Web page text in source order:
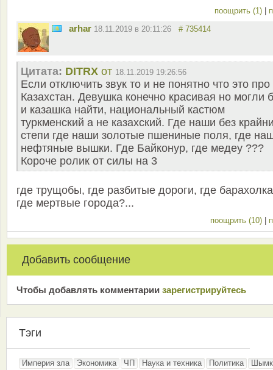
поощрить (1) |
arhar 18.11.2019 в 20:11:26 # 735414
Цитата: DITRX от 18.11.2019 19:26:56
Если отключить звук то и не понятно что это про
Казахстан. Девушка конечно красивая но могли
и казашка найти, национальный кастюм
туркменский а не казахский. Где наши без
степи где наши золотые пшениные поля, где
нефтяные вышки. Где Байконур, где медеу ???
Короче ролик от силы на 3
где трущобы, где разбитые дороги, где
где мертвые города?...
поощрить (10) |
Добавить сообщение
Чтобы добавлять комментарии зарeгиcтрирyйтeсь
Тэги
Империя зла Экономика ЧП Наука и техника Политика